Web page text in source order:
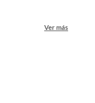
Ver más